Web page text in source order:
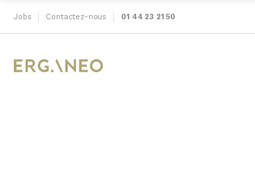
Jobs Contactez-nous 01 44 23 21 50